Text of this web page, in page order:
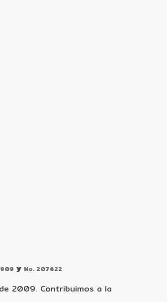
y No. 207622
2009. Contribuimos a la